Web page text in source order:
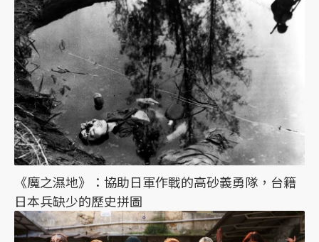
《魔之濕地》：協助日軍作戰的高砂義勇隊，台籍
日本兵缺少的歷史拼圖